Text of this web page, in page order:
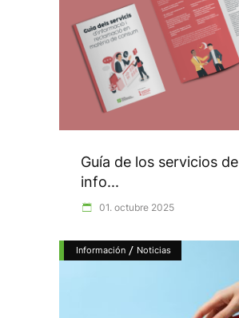
Guía de los servicios de
info...
01. octubre 2025
Información / Noticias